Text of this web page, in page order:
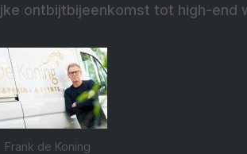
ontbijtbijeenkomst tot high-end
Frank de Koning